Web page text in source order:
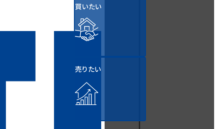
買いたい
売りたい